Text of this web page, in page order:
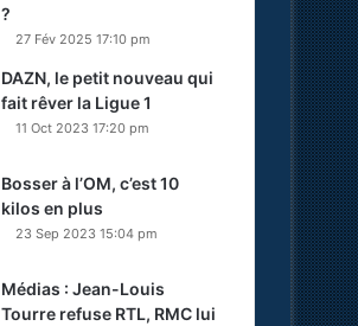
?
27 Fév 2025 17:10 pm
DAZN, le petit nouveau qui
fait rêver la Ligue 1
11 Oct 2023 17:20 pm
Bosser à l’OM, c’est 10
kilos en plus
23 Sep 2023 15:04 pm
Médias : Jean-Louis
Tourre refuse RTL, RMC lui